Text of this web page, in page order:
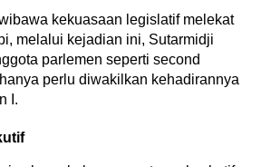
kekuasaan legislatif melekat
melalui kejadian ini, Sutarmidji
parlemen seperti second
perlu diwakilkan kehadirannya
I.